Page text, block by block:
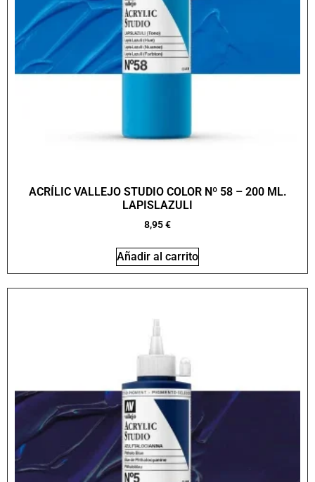
ACRÍLIC VALLEJO STUDIO COLOR Nº 58 – 200 ML.
LAPISLAZULI
8,95€
Añadir al carrito